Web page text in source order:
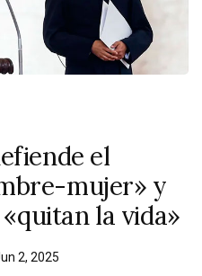
el
mujer» y
la vida»
2, 2025